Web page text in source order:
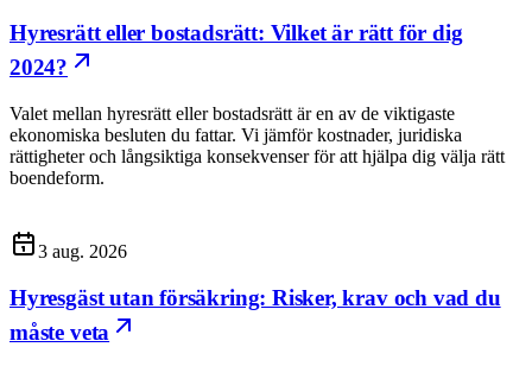
Hyresrätt eller bostadsrätt: Vilket är rätt för dig
2024?
Valet mellan hyresrätt eller bostadsrätt är en av de viktigaste
ekonomiska besluten du fattar. Vi jämför kostnader, juridiska
rättigheter och långsiktiga konsekvenser för att hjälpa dig välja rätt
boendeform.
3 aug. 2026
Hyresgäst utan försäkring: Risker, krav och vad du
måste veta